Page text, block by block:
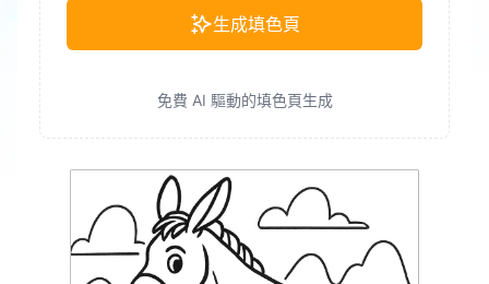
生成填色頁
免費 AI 驅動的填色頁生成